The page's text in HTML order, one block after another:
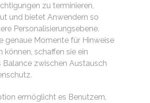
zu terminieren,
und bietet Anwendern so
Personalisierungsebene.
genaue Momente für Hinweise
können, schaffen sie ein
Balance zwischen Austausch
ermöglicht es Benutzern,